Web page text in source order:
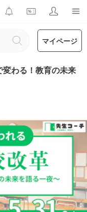
マイページ
変わる！教育の未来